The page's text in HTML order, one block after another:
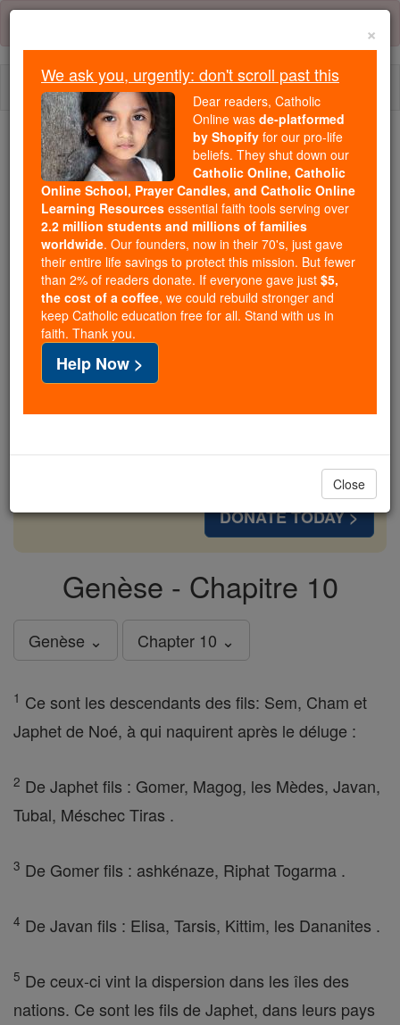
Skip
content
Because of You, 2.2 Million
Students Are Being Formed in the
Faith
Because of generous supporters like you,
Catholic Online School has already delivered
free, faithful Catholic education to over 2.2
million students across 193 countries. In an age
of noise and algorithms, you are helping form
souls with truth, prayer, Scripture, and Christ.
If everyone who reads this gave just $5 — the
free for all. Be Courageous. Be Catholic. Stand
DONATE TODAY >
Genèse - Chapitre 10
Genèse ⌄ Chapter 10 ⌄
1 Ce sont les descendants des fils: Sem, Cham et
Japhet de Noé, à qui naquirent après le déluge :
2 De Japhet fils : Gomer, Magog, les Mèdes, Javan,
Tubal, Méschec Tiras .
3 De Gomer fils : ashkénaze, Riphat Togarma .
4 De Javan fils : Elisa, Tarsis, Kittim, les Dananites .
5 De ceux-ci vint la dispersion dans les îles des
nations. Ce sont les fils de Japhet, dans leurs pays
×
We ask you, urgently: don't scroll past this
Dear readers, Catholic
Online was de-platformed
by Shopify for our pro-life
beliefs. They shut down our
Catholic Online, Catholic
Online School, Prayer Candles, and Catholic Online
Learning Resources essential faith tools serving over
2.2 million students and millions of families
worldwide. Our founders, now in their 70's, just gave
their entire life savings to protect this mission. But fewer
than 2% of readers donate. If everyone gave just $5,
the cost of a coffee, we could rebuild stronger and
keep Catholic education free for all. Stand with us in
faith. Thank you.
Help Now >
Close